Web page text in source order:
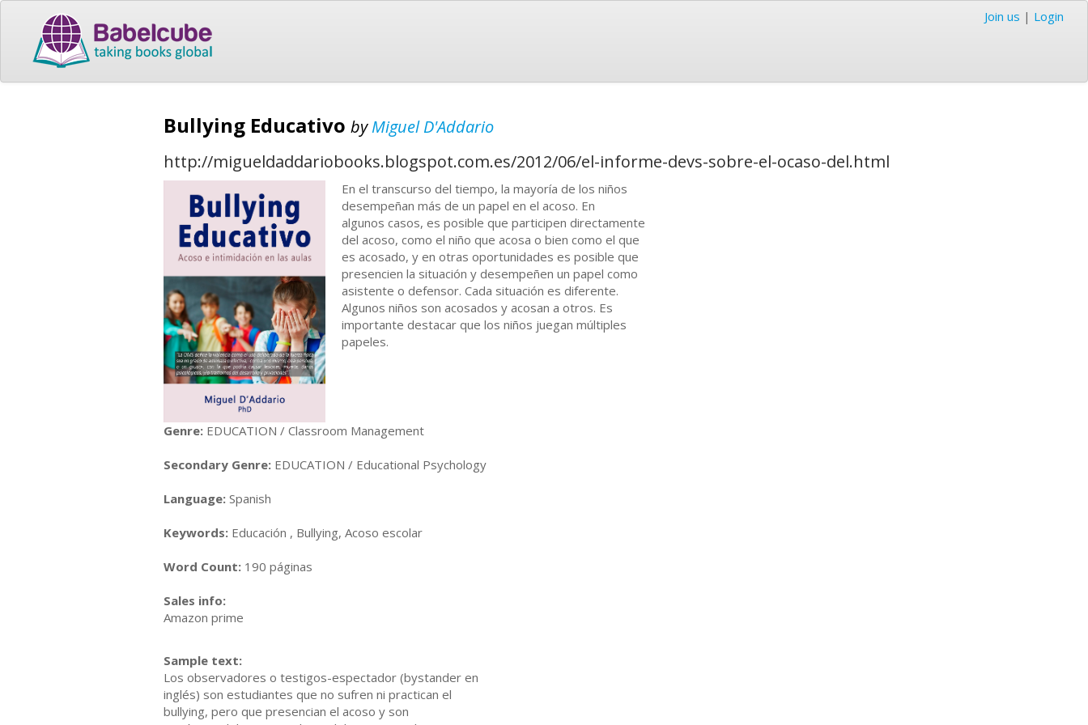
Join us | Login
Bullying Educativo byMiguel D'Addario
http://migueldaddariobooks.blogspot.com.es/2012/06/el-informe-devs-sobre-el-ocaso-del.html
En el transcurso del tiempo, la mayoría de los niños
desempeñan más de un papel en el acoso. En
algunos casos, es posible que participen directamente
del acoso, como el niño que acosa o bien como el que
es acosado, y en otras oportunidades es posible que
presencien la situación y desempeñen un papel como
asistente o defensor. Cada situación es diferente.
Algunos niños son acosados y acosan a otros. Es
importante destacar que los niños juegan múltiples
papeles.
Genre: EDUCATION / Classroom Management
Secondary Genre: EDUCATION / Educational Psychology
Language: Spanish
Keywords: Educación , Bullying, Acoso escolar
Word Count: 190 páginas
Sales info:
Amazon prime
Sample text:
Los observadores o testigos-espectador (bystander en
inglés) son estudiantes que no sufren ni practican el
bullying, pero que presencian el acoso y son